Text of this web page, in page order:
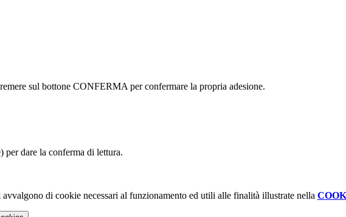
sul bottone CONFERMA per confermare la propria adesione.
per dare la conferma di lettura.
di cookie necessari al funzionamento ed utili alle finalità illustrate nella